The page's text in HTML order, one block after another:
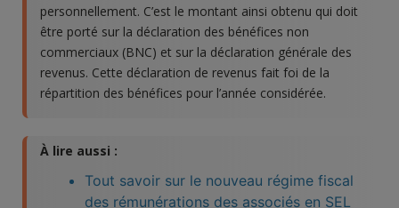
personnellement. C’est le montant ainsi obtenu qui doit
être porté sur la déclaration des bénéfices non
commerciaux (BNC) et sur la déclaration générale des
revenus. Cette déclaration de revenus fait foi de la
répartition des bénéfices pour l’année considérée.
À lire aussi :
Tout savoir sur le nouveau régime fiscal
des rémunérations des associés en SEL